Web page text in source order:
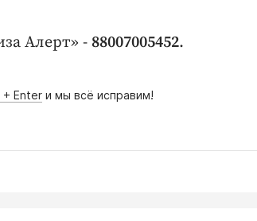
Алерт» - 88007005452.
+ Enter и мы всё исправим!